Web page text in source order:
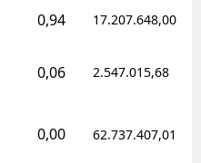
0,94 17.207.648,00
0,06 2.547.015,68
0,00 62.737.407,01